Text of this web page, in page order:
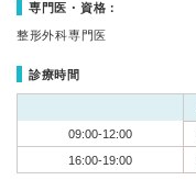
専門医・資格：
整形外科専門医
診療時間
09:00-12:00
16:00-19:00